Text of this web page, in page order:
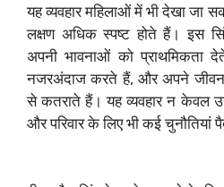
यह व्यवहार महिलाओं में भी देखा जा
लक्षण अधिक स्पष्ट होते हैं। इस
अपनी भावनाओं को प्राथमिकता
नजरअंदाज करते हैं, और अपने जीवन
से कतराते हैं। यह व्यवहार न केवल
और परिवार के लिए भी कई चुनौतियां